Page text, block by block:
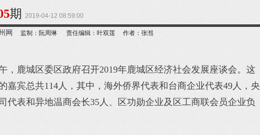
期 2019-04-12 08:59:00
网 监制：阮周琳 责任编辑：叶双莲 作者：张湉
，鹿城区委区政府召开2019年鹿城区经济社会发展座谈会。这
嘉宾总共114人，其中，海外侨界代表和台商企业代表49人，央
代表和异地温商会长35人、区功勋企业及区工商联会员企业负